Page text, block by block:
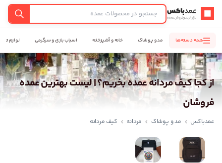
عمدباکس — بازگشت به صفحه اصلی
جستجو
همه دسته‌ها مد و پوشاک خانه و آشپزخانه اسباب بازی و سرگرمی لوازم
از کجا کیف مردانه عمده بخریم؟ | لیست بهترین عمده
فروشان
عمدباکس مد و پوشاک مردانه کیف مردانه